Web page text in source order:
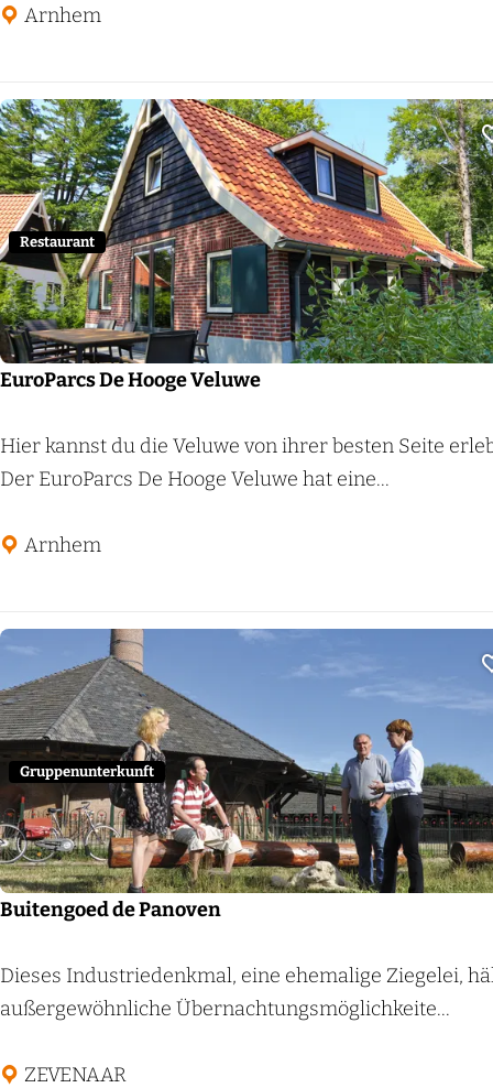
z
t
p
l
a
a
t
s
P
e
t
r
s
u
Arnhem
EuroParcs De Hooge Veluwe
E
u
o
r
s
D
H
o
o
g
V
e
u
Hier kannst du die Veluwe von ihrer besten Seite
Der EuroParcs De Hooge Veluwe hat eine...
Arnhem
Restaurant
Buitengoed de Panoven
B
u
t
Dieses Industriedenkmal, eine ehemalige Ziegelei,
außergewöhnliche Übernachtungsmöglichkeite...
ZEVENAAR
Gruppenunterkunft